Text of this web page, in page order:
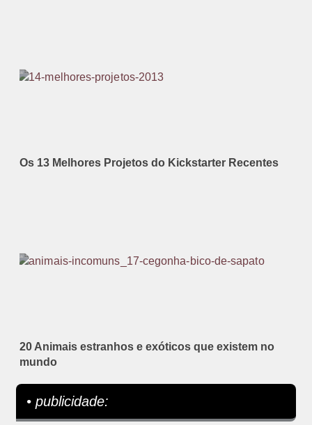
Os 13 Melhores Projetos do Kickstarter Recentes
20 Animais estranhos e exóticos que existem no
mundo
• publicidade: